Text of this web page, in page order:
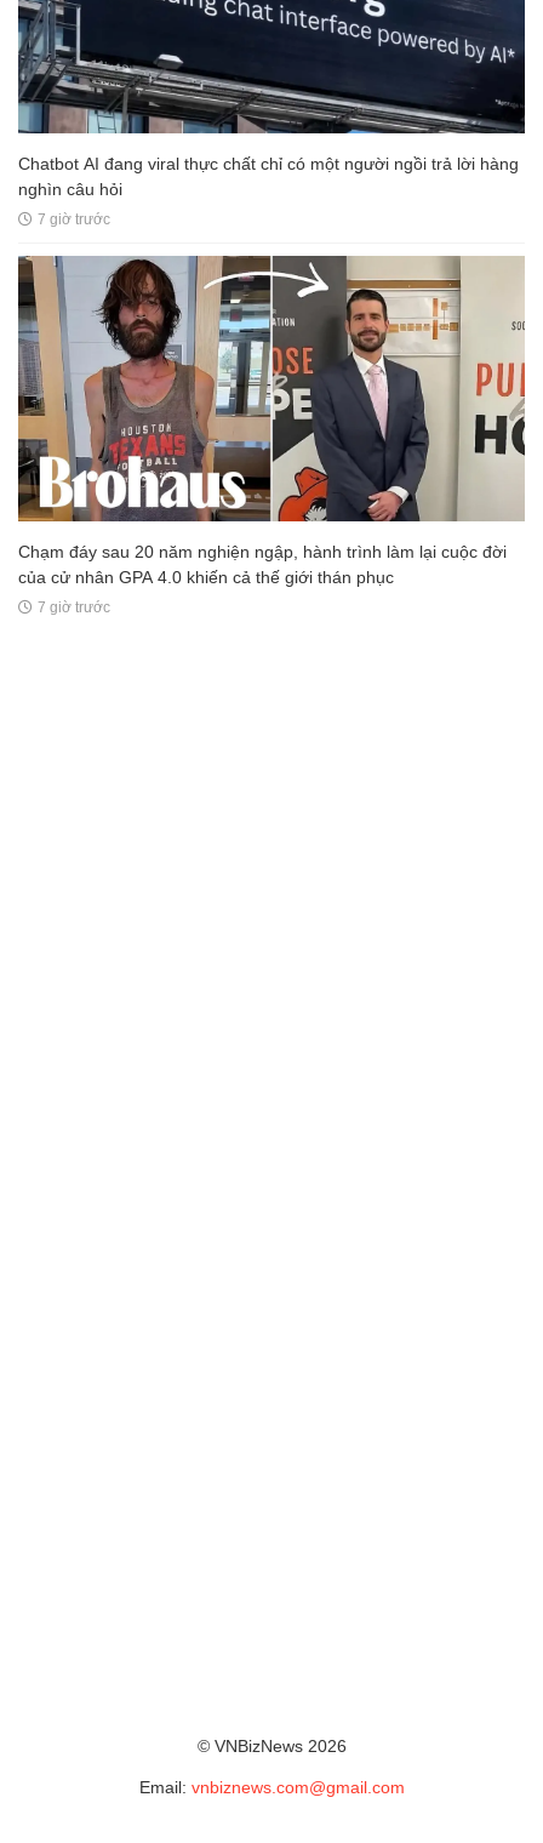
Chatbot AI đang viral thực chất chỉ có một người ngồi trả lời hàng
nghìn câu hỏi
7 giờ trước
Chạm đáy sau 20 năm nghiện ngập, hành trình làm lại cuộc đời
của cử nhân GPA 4.0 khiến cả thế giới thán phục
7 giờ trước
© VNBizNews 2026
Email: vnbiznews.com@gmail.com